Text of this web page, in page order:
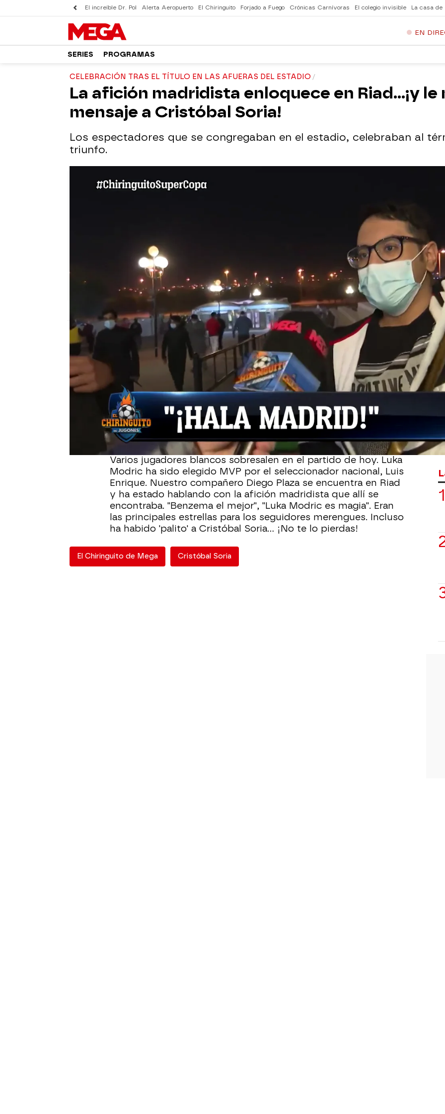
El increíble Dr. Pol Alerta Aeropuerto El Chiringuito Forjado a Fuego Crónicas Carnívoras El colegio invisible La casa de
EN
SERIES PROGRAMAS
CELEBRACIÓN TRAS EL TÍTULO EN LAS AFUERAS DEL ESTADIO
La afición madridista enloquece en Riad...¡y le
mensaje a Cristóbal Soria!
Los espectadores que se congregaban en el estadio, celebraban al
triunfo.
El Chiringuito
Publicado: 17 de enero de 2022, 01:23
Whatsapp
Victoria del Real Madrid en la Supercopa de España. Un triunfo
claro sobre el Athletic Club, en el que fueron superiores y
manejaron el partido de principio a fin. Pudo meterse en un lío
tras la expulsión de Militao y el penalti por mano, pero
Courtois detuvo el penalti para mantener con esa doble
ventaja al Madrid y proclamarse campeón.
Varios jugadores blancos sobresalen en el partido de hoy. Luka
Modric ha sido elegido MVP por el seleccionador nacional, Luis
Enrique. Nuestro compañero Diego Plaza se encuentra en Riad
y ha estado hablando con la afición madridista que allí se
encontraba. "Benzema el mejor", "Luka Modric es magia". Eran
las principales estrellas para los seguidores merengues. Incluso
ha habido 'palito' a Cristóbal Soria... ¡No te lo pierdas!
El Chiringuito de Mega Cristóbal Soria